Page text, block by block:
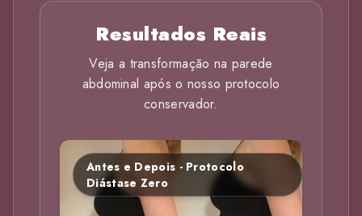
Resultados Reais
Veja a transformação na parede
abdominal após o nosso protocolo
conservador.
Antes e Depois - Protocolo
Diástase Zero